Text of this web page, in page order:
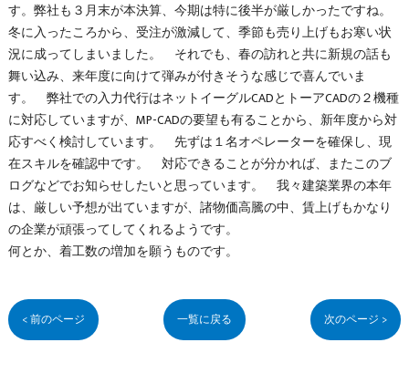
す。弊社も３月末が本決算、今期は特に後半が厳しかったですね。
冬に入ったころから、受注が激減して、季節も売り上げもお寒い状
況に成ってしまいました。 それでも、春の訪れと共に新規の話も
舞い込み、来年度に向けて弾みが付きそうな感じで喜んでいま
す。 弊社での入力代行はネットイーグルCADとトーアCADの２機種
に対応していますが、MP-CADの要望も有ることから、新年度から対
応すべく検討しています。 先ずは１名オペレーターを確保し、現
在スキルを確認中です。 対応できることが分かれば、またこのブ
ログなどでお知らせしたいと思っています。 我々建築業界の本年
は、厳しい予想が出ていますが、諸物価高騰の中、賃上げもかなり
の企業が頑張ってしてくれるようです。
何とか、着工数の増加を願うものです。
< 前のページ 一覧に戻る 次のページ >